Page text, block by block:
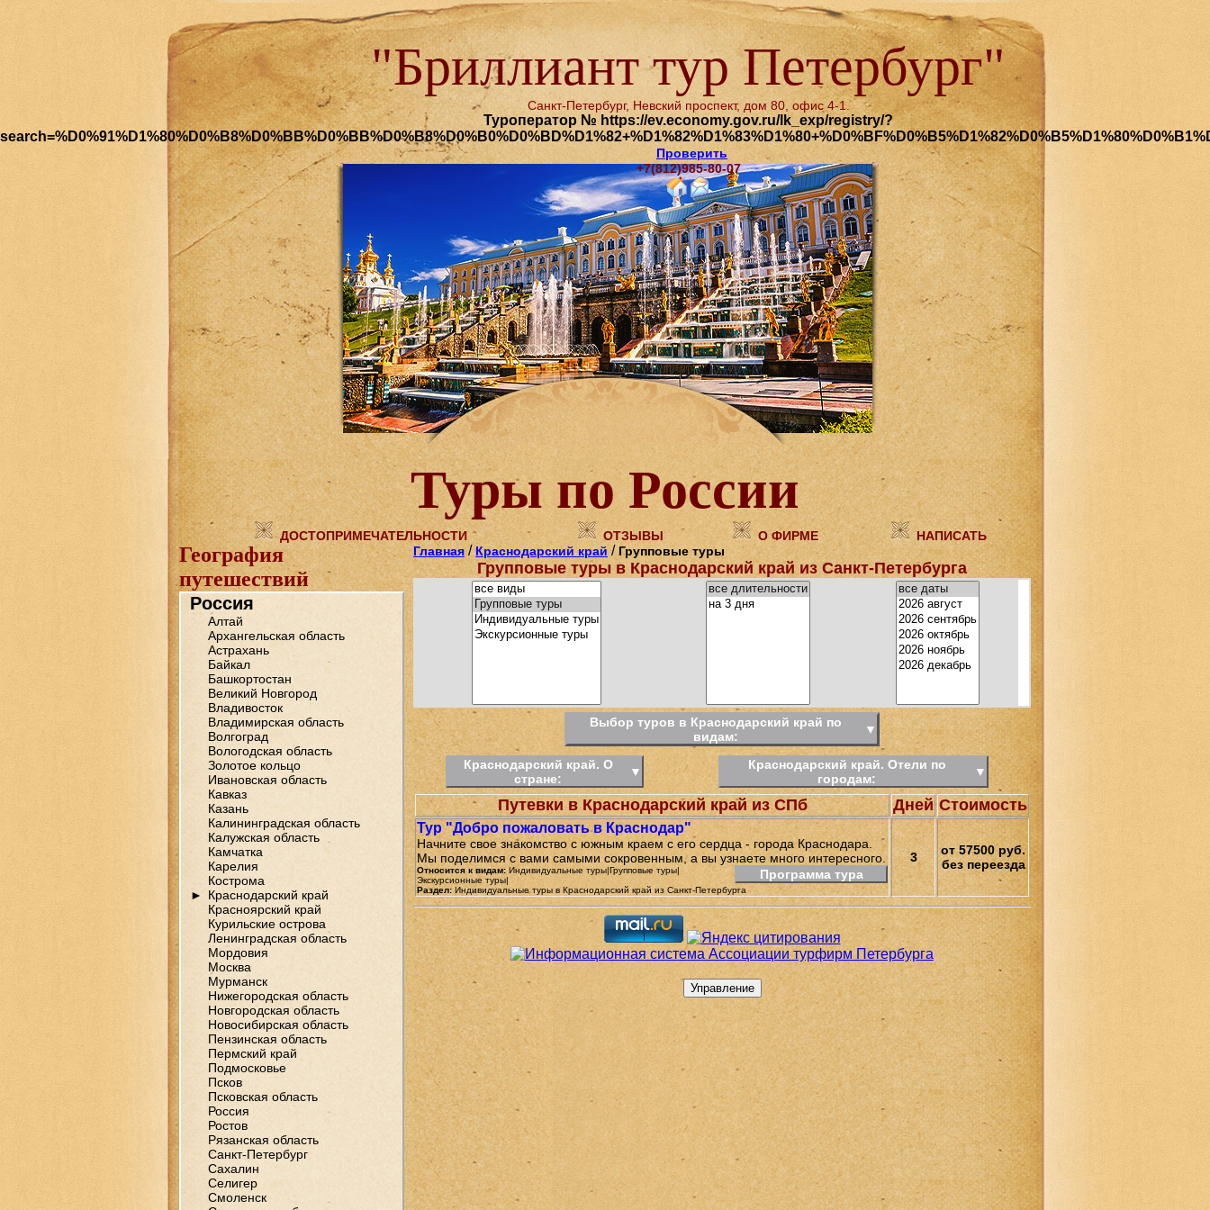
"Бриллиант тур Петербург"
Санкт-Петербург, Невский проспект, дом 80, офис 4-1.
Туроператор № https://ev.economy.gov.ru/lk_exp/registry/?
Проверить
+7(812)985-80-07
Туры по России
ДОСТОПРИМЕЧАТЕЛЬНОСТИ ОТЗЫВЫ О ФИРМЕ НАПИСАТЬ
География
путешествий
Россия
Алтай
Архангельская область
Астрахань
Байкал
Башкортостан
Великий Новгород
Владивосток
Владимирская область
Волгоград
Вологодская область
Золотое кольцо
Ивановская область
Кавказ
Казань
Калининградская область
Калужская область
Камчатка
Карелия
Кострома
►
Краснодарский край
Красноярский край
Курильские острова
Ленинградская область
Мордовия
Москва
Мурманск
Нижегородская область
Новгородская область
Новосибирская область
Пензинская область
Пермский край
Подмосковье
Псков
Псковская область
Россия
Ростов
Рязанская область
Санкт-Петербург
Сахалин
Селигер
Смоленск
Главная /Краснодарский край /Групповые туры
Групповые туры в Краснодарский край из Санкт-Петербурга
Выбор туров в Краснодарский край по
видам:
▼
Краснодарский край. О
стране:
▼
Краснодарский край. Отели по
городам:
▼
Путевки в Краснодарский край из СПб Дней Стоимость
Тур "Добро пожаловать в Краснодар"
Начните свое знакомство с южным краем с его сердца - города Краснодара.
Мы поделимся с вами самыми сокровенным, а вы узнаете много интересного.
Программа тура
Относится к видам:Индивидуальные туры|Групповые туры|
Экскурсионные туры|
Раздел: Индивидуальные туры в Краснодарский край из Санкт-Петербурга
3
от 57500 руб.
без переезда